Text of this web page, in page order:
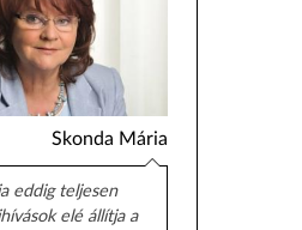
Skonda Mária
eddig teljesen
elé állítja a